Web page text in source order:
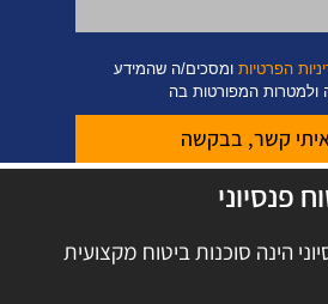
הפרטיות ומסכים/ה שהמידע
ולמטרות המפורטות בה
קשר, בבקשה
פנסיוני
הינה סוכנות ביטוח מקצועית